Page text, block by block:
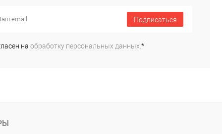
в 1 клик Купить в 1 клик
К сравнению
Подписаться
на обработку персональных данных.*